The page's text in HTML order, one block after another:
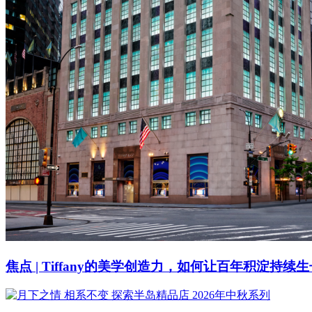
焦点 | Tiffany的美学创造力，如何让百年积淀持续生